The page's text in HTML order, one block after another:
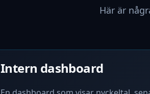
Här är
Intern dashboard